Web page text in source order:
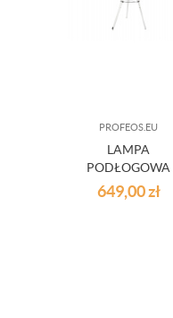
PROFEOS.EU
LAMPA
PODŁOGOWA
NIVA WHITE
WYM.155X70CM,
649,00zł